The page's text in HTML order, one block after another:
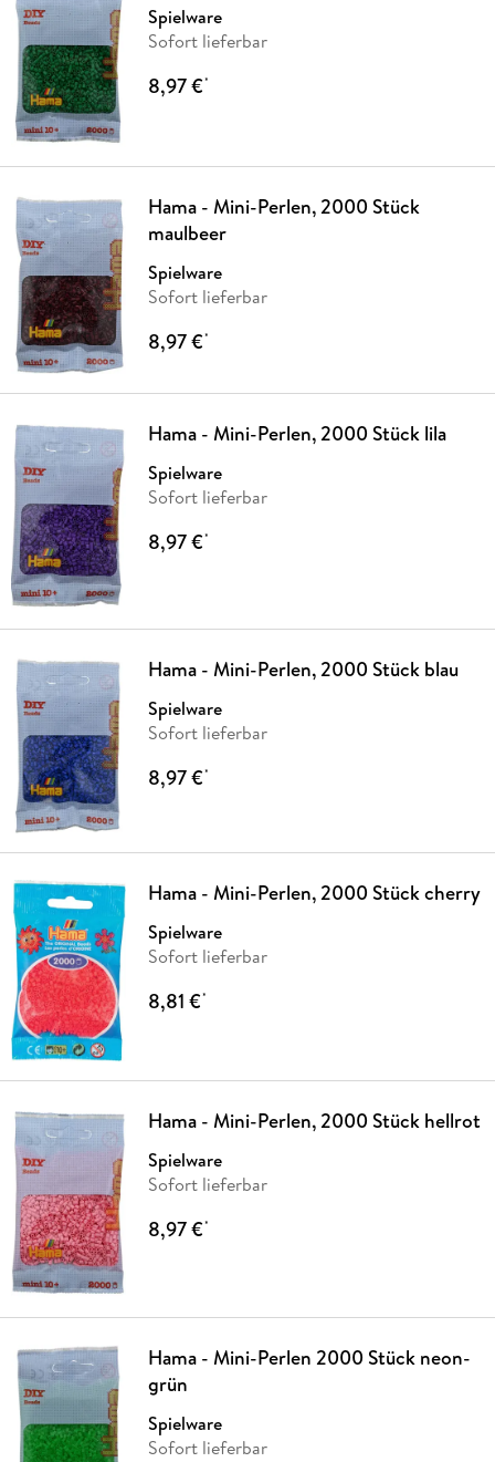
Spielware
Sofort lieferbar
8,97 €*
Hama - Mini-Perlen, 2000 Stück
maulbeer
Spielware
Sofort lieferbar
8,97 €*
Hama - Mini-Perlen, 2000 Stück lila
Spielware
Sofort lieferbar
8,97 €*
Hama - Mini-Perlen, 2000 Stück blau
Spielware
Sofort lieferbar
8,97 €*
Hama - Mini-Perlen, 2000 Stück cherry
Spielware
Sofort lieferbar
8,81 €*
Hama - Mini-Perlen, 2000 Stück hellrot
Spielware
Sofort lieferbar
8,97 €*
Hama - Mini-Perlen 2000 Stück neon-
grün
Spielware
Sofort lieferbar